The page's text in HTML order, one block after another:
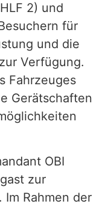
2) und
für
und die
Verfügung.
Fahrzeuges
Gerätschaften
OBI
zur
Rahmen der